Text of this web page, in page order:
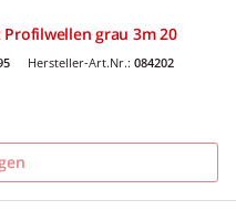
grau 3m 20
Hersteller-Art.Nr.: 084202